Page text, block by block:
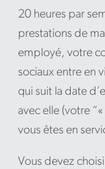
20 heures par
prestations de
employé, votre
sociaux entre en
qui suit la date
avec elle (votre
vous êtes en
Vous devez